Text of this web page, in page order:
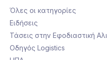
Όλες οι κατηγορίες
Ειδήσεις
Τάσεις στην Εφοδιαστική
Οδηγός Logistics